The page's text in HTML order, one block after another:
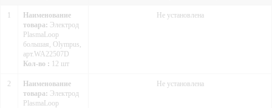
Наименование
товара: Электрод
PlasmaLoop
большая, Olympus,
арт.WA22507D
Кол-во : 12 шт
Не установлена
2
Наименование
товара: Электрод
PlasmaLoop
Не установлена